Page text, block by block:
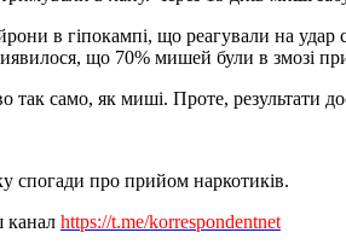
в гіпокампі, що реагували на
що 70% мишей були в змозі
само, як миші. Проте, результати
спогади про прийом наркотиків.
канал https://t.me/korrespondentnet